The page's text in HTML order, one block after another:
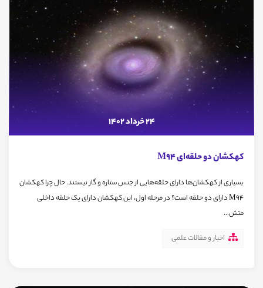
24 خرداد 1402
کهکشان دو حلقه‌ای M94
بسیاری از کهکشان‌ها دارای حلقه‌هایی از جنس ستاره و گاز نیستند. حال چرا کهکشان‌
M94 دارای دو حلقه است؟ در مرحله اول، این کهکشان دارای یک حلقه داخلی
متش...
اخبار و مقالات علمی